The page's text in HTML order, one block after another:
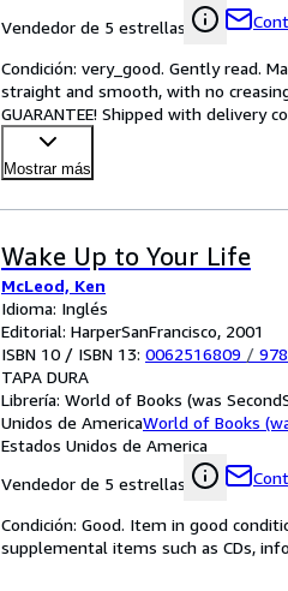
Vendedor de 5 estrellas
Condición: very_good. Gently read.
straight and smooth, with no
GUARANTEE! Shipped with
Mostrar más
Wake Up to Your Life
McLeod, Ken
Idioma: Inglés
Editorial: HarperSanFrancisco, 2001
ISBN 10 / ISBN 13: 0062516809 /
TAPA DURA
Librería: World of Books (was
Unidos de AmericaWorld of Books
Estados Unidos de America
Vendedor de 5 estrellas
Condición: Good. Item in good
supplemental items such as CDs,